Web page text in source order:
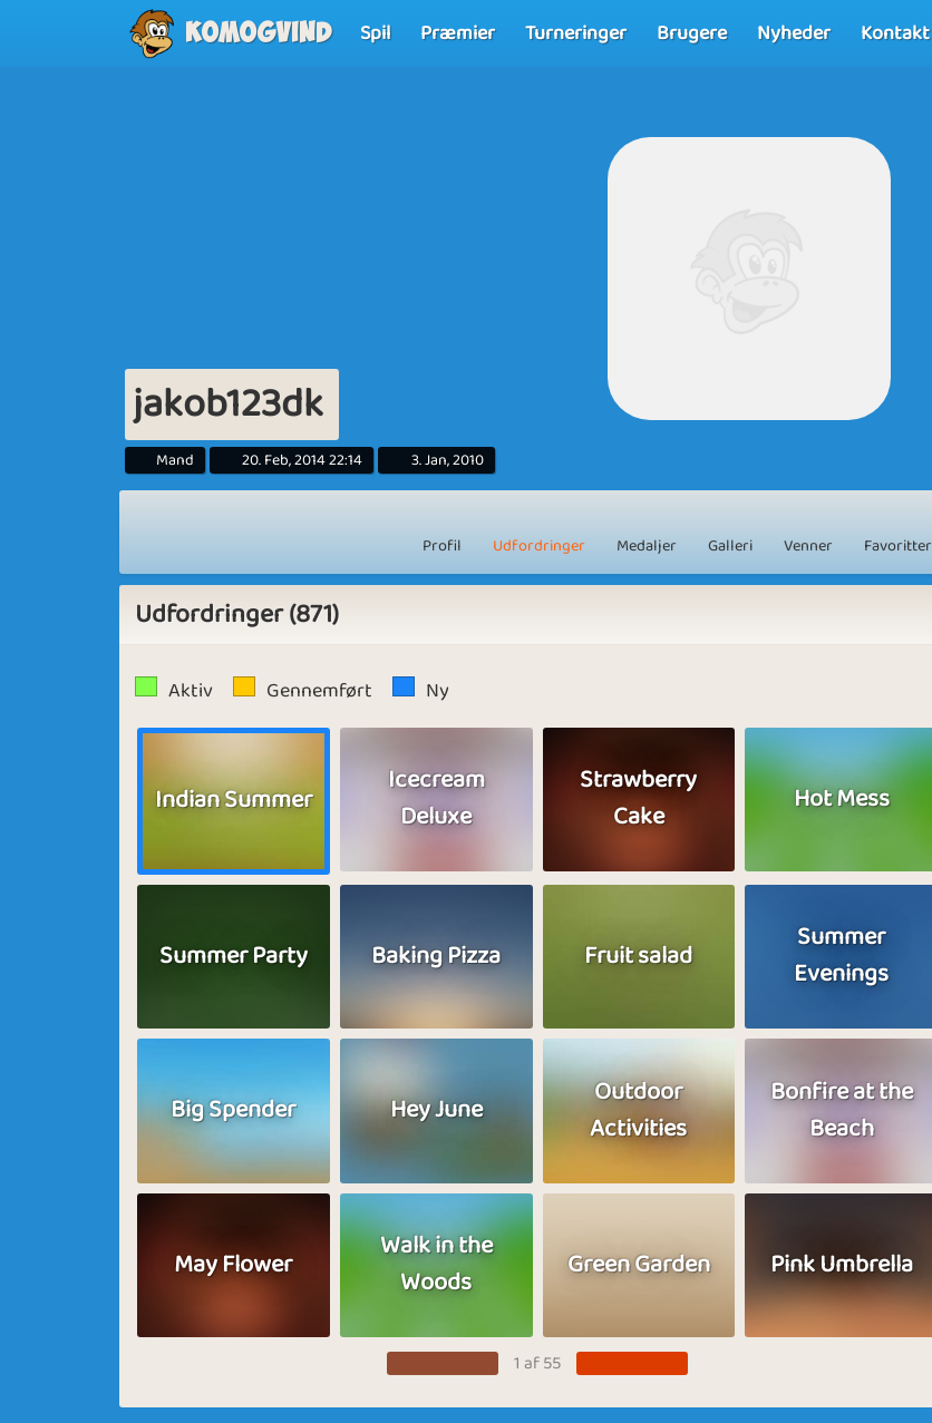
Komogvind Spil Præmier Turneringer Brugere Nyheder Kontakt
jakob123dk
Mand 20. Feb, 2014 22:14 3. Jan, 2010
Profil Udfordringer Medaljer Galleri Venner Favoritter
Udfordringer (871)
Aktiv Gennemført Ny
Indian Summer
Icecream
Deluxe
Strawberry
Cake
Hot Mess
Summer Party Baking Pizza Fruit salad
Summer
Evenings
Big Spender Hey June
Outdoor
Activities
Bonfire at the
Beach
May Flower
Walk in the
Woods
Green Garden Pink Umbrella
1 af 55